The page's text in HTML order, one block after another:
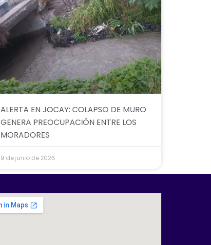
ALERTA EN JOCAY: COLAPSO DE MURO
GENERA PREOCUPACIÓN ENTRE LOS
MORADORES
9 de junio de 2026